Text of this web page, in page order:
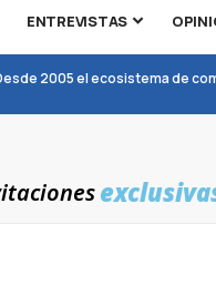
ENTREVISTAS
2005 el ecosistema de